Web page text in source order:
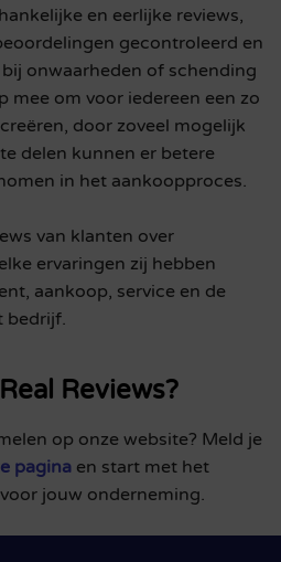
en eerlijke reviews,
gecontroleerd en
onwaarheden of schending
mee om voor iedereen een zo
door zoveel mogelijk
delen kunnen er betere
in het aankoopproces.
van klanten over
ervaringen zij hebben
aankoop, service en de
bedrijf.
Reviews?
op onze website? Meld je
pagina en start met het
jouw onderneming.